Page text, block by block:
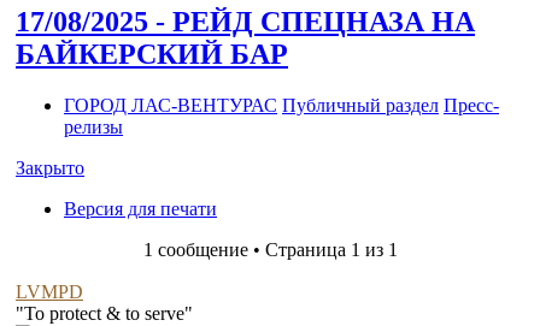
17/08/2025 - РЕЙД СПЕЦНАЗА НА
БАЙКЕРСКИЙ БАР
ГОРОД ЛАС-ВЕНТУРАС Публичный раздел Пресс-
релизы
Закрыто
Версия для печати
1 сообщение • Страница 1 из 1
LVMPD
"To protect & to serve"